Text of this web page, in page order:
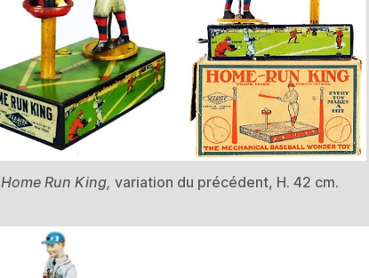
Home Run King, variation du précédent, H. 42 cm.